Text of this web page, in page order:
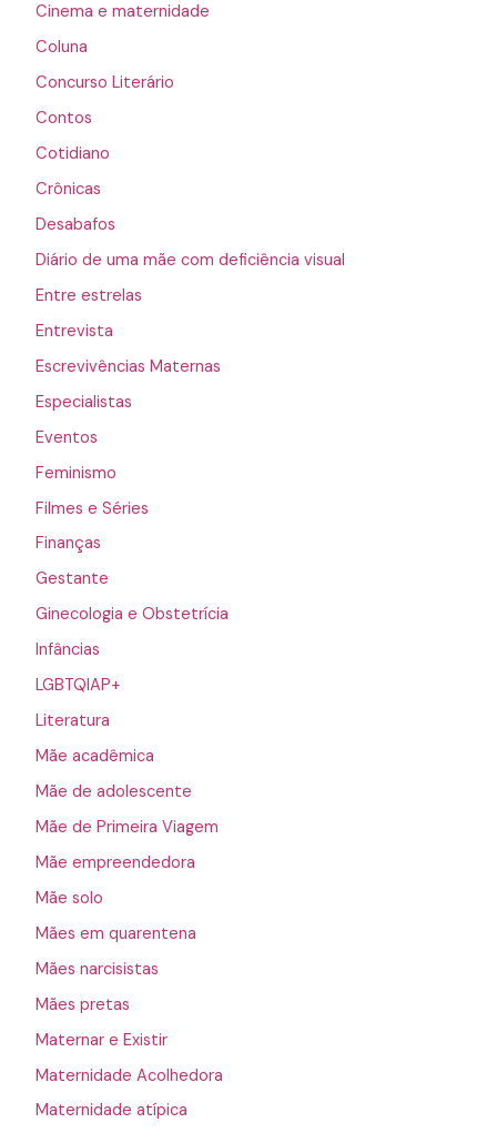
Cinema e maternidade
Coluna
Concurso Literário
Contos
Cotidiano
Crônicas
Desabafos
Diário de uma mãe com deficiência visual
Entre estrelas
Entrevista
Escrevivências Maternas
Especialistas
Eventos
Feminismo
Filmes e Séries
Finanças
Gestante
Ginecologia e Obstetrícia
Infâncias
LGBTQIAP+
Literatura
Mãe acadêmica
Mãe de adolescente
Mãe de Primeira Viagem
Mãe empreendedora
Mãe solo
Mães em quarentena
Mães narcisistas
Mães pretas
Maternar e Existir
Maternidade Acolhedora
Maternidade atípica